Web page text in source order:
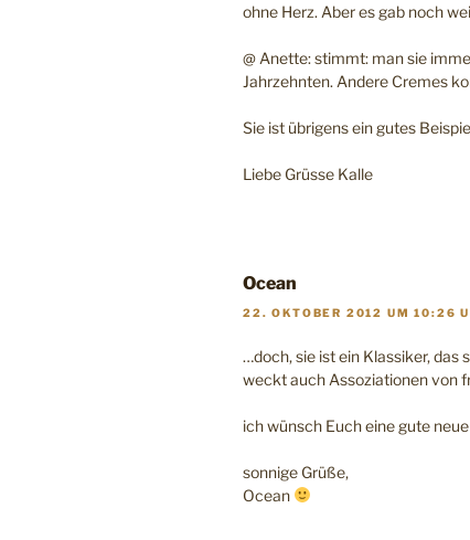
ohne Herz. Aber es gab noch
@ Anette: stimmt: man sie
Jahrzehnten. Andere Cremes
Sie ist übrigens ein gutes
Liebe Grüsse Kalle
Ocean
22. OKTOBER 2012 UM 10:26
…doch, sie ist ein Klassiker, das
weckt auch Assoziationen von
ich wünsch Euch eine gute
sonnige Grüße,
Ocean